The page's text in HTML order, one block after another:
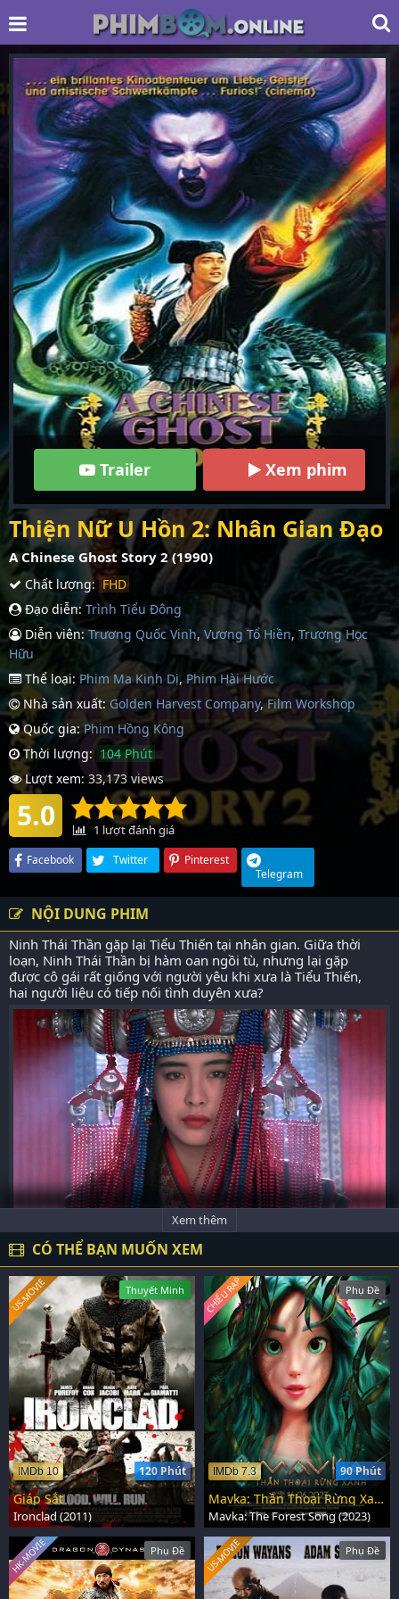
Trailer Xem phim
Thiện Nữ U Hồn 2: Nhân Gian Đạo
A Chinese Ghost Story 2 (1990)
Chất lượng: FHD
Đạo diễn: Trình Tiểu Đông
Diễn viên: Trương Quốc Vinh, Vương Tổ Hiền, Trương Học
Hữu
Thể loại: Phim Ma Kinh Dị,Phim Hài Hước
Nhà sản xuất: Golden Harvest Company,Film Workshop
Quốc gia: Phim Hồng Kông
Thời lượng: 104 Phút
Lượt xem: 33,173 views
5.0 1 lượt đánh giá
Facebook Twitter
Pinterest
Telegram
NỘI DUNG PHIM
Ninh Thái Thần gặp lại Tiểu Thiến tại nhân gian. Giữa thời
loạn, Ninh Thái Thần bị hàm oan ngồi tù, nhưng lại gặp
được cô gái rất giống với người yêu khi xưa là Tiểu Thiến,
hai người liệu có tiếp nối tình duyên xưa?
Xem thêm
CÓ THỂ BẠN MUỐN XEM
Thuyết Minh
120 Phút
IMDb 10
US-MOVIE
Giáp Sắt
Ironclad (2011)
Phụ Đề
90 Phút
IMDb 7.3
CHIẾU RẠP
Mavka: Thần Thoại Rừng Xanh
Mavka: The Forest Song (2023)
Phụ Đề
HK-MOVIE Phụ Đề
US-MOVIE